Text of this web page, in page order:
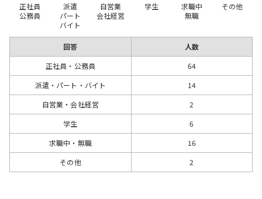
正社員
公務員
派遣
パート
バイト
自営業
会社経営
学生
求職中
無職
その他
回答
人数
正社員・公務員
64
派遣・パート・バイト
14
自営業・会社経営
2
学生
6
求職中・無職
16
その他
2